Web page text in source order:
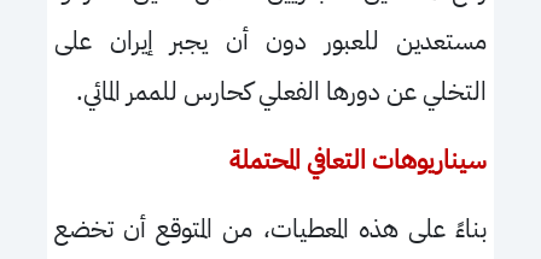
مستعدين للعبور دون أن يجبر إيران على
التخلي عن دورها الفعلي كحارس للممر المائي.
سيناريوهات التعافي المحتملة
بناءً على هذه المعطيات، من المتوقع أن تخضع